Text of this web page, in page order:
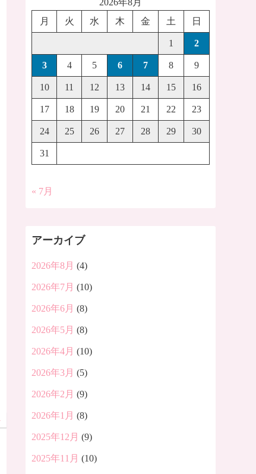
2026年8月
月
火 水 木 金 土 日
1 2
3 4 5 6 7 8 9
10 11 12 13 14 15 16
17 18 19 20 21 22 23
24 25 26 27 28 29 30
31
« 7月
アーカイブ
2026年8月 (4)
2026年7月 (10)
2026年6月 (8)
2026年5月 (8)
2026年4月 (10)
2026年3月 (5)
2026年2月 (9)
2026年1月 (8)
2025年12月 (9)
2025年11月 (10)